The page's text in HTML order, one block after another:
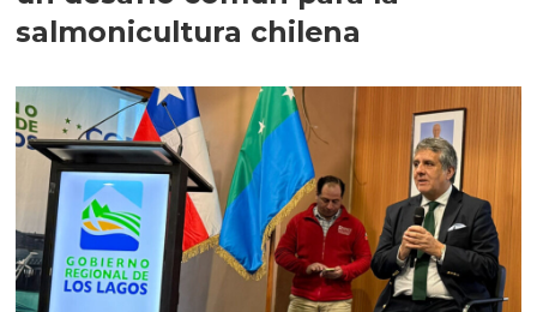
salmonicultura chilena